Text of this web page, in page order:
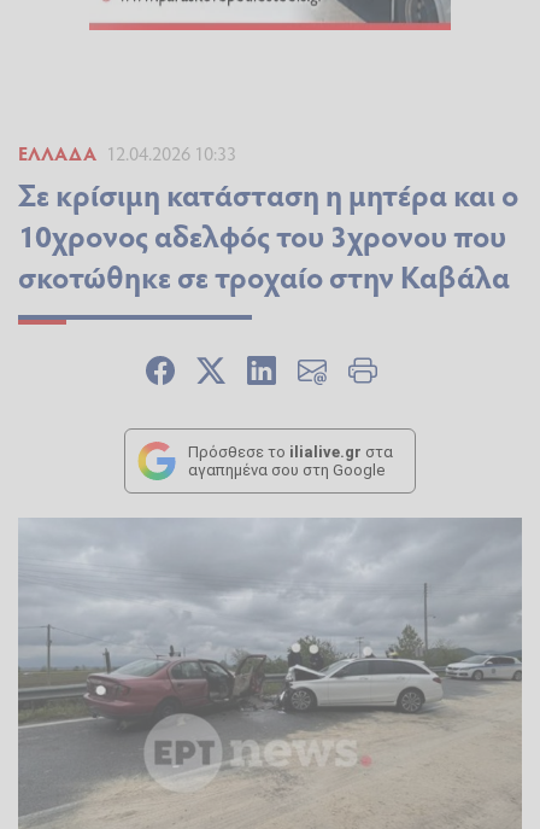
ΕΛΛΆΔΑ 12.04.2026 10:33
Σε κρίσιμη κατάσταση η μητέρα και ο
10χρονος αδελφός του 3χρονου που
σκοτώθηκε σε τροχαίο στην Καβάλα
Πρόσθεσε το ilialive.gr στα
αγαπημένα σου στη Google